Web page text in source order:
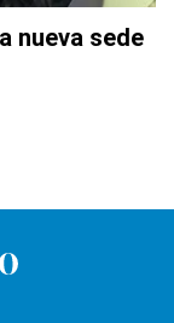
nueva sede